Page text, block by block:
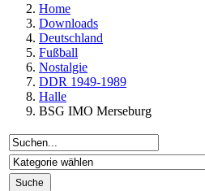
Home
Downloads
Deutschland
Fußball
Nostalgie
DDR 1949-1989
Halle
BSG IMO Merseburg